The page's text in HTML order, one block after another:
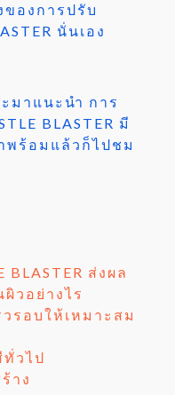
องการปรับ
นั่นเอง
มาแนะนำ การ
BLASTER มี
พร้อมแล้วก็ไปชม
BLASTER ส่งผล
วอย่างไร
รอบให้เหมาะสม
วไป
าง